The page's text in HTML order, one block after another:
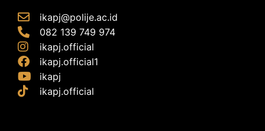
ikapj@polije.ac.id
082 139 749 974
ikapj.official
ikapj.official1
ikapj
ikapj.official